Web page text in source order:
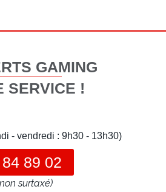
GAMING
SERVICE !
- vendredi : 9h30 - 13h30)
89 02
surtaxé)